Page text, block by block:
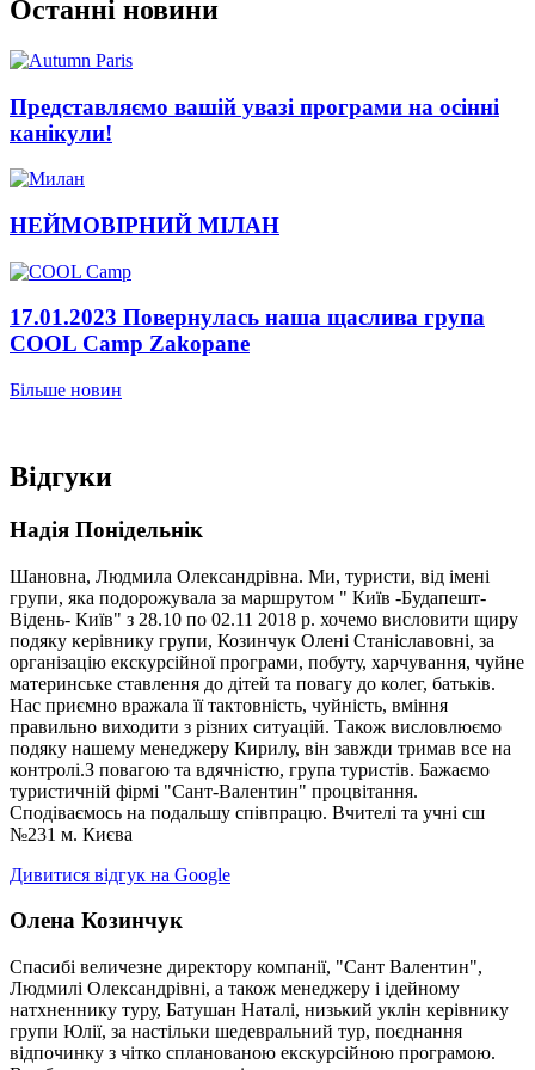
Останні новини
Представляємо вашій увазі програми на осінні
канікули!
НЕЙМОВІРНИЙ МІЛАН
17.01.2023 Повернулась наша щаслива група
COOL Camp Zakopane
Більше новин
Відгуки
Надія Понідельнік
Шановна, Людмила Олександрівна. Ми, туристи, від імені
групи, яка подорожувала за маршрутом " Київ -Будапешт-
Відень- Київ" з 28.10 по 02.11 2018 р. хочемо висловити щиру
подяку керівнику групи, Козинчук Олені Станіславовні, за
організацію екскурсійної програми, побуту, харчування, чуйне
материнське ставлення до дітей та повагу до колег, батьків.
Нас приємно вражала її тактовність, чуйність, вміння
правильно виходити з різних ситуацій. Також висловлюємо
подяку нашему менеджеру Кирилу, він завжди тримав все на
контролі.З повагою та вдячністю, група туристів. Бажаємо
туристичній фірмі "Сант-Валентин" процвітання.
Сподіваємось на подальшу співпрацю. Вчителі та учні сш
№231 м. Києва
Дивитися відгук на Google
Олена Козинчук
Спасибі величезне директору компанії, "Сант Валентин",
Людмилі Олександрівні, а також менеджеру і ідейному
натхненнику туру, Батушан Наталі, низький уклін керівнику
групи Юлії, за настільки шедевральний тур, поєднання
відпочинку з чітко спланованою екскурсійною програмою.